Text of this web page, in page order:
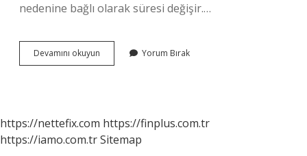
nedenine bağlı olarak süresi değişir.…
Devamını okuyun
Parmak
Yorum Bırak
https://nettefix.com https://finplus.com.tr
https://iamo.com.trSitemap